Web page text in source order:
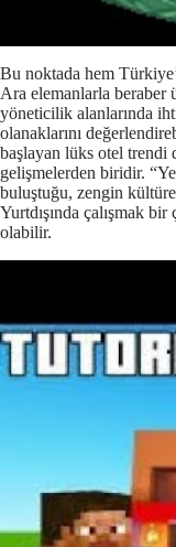
Bu noktada hem
Ara elemanlarla beraber
yöneticilik alanlarında
olanaklarını
başlayan lüks otel trendi
gelişmelerden biridir.
buluştuğu, zengin
Yurtdışında çalışmak
olabilir.